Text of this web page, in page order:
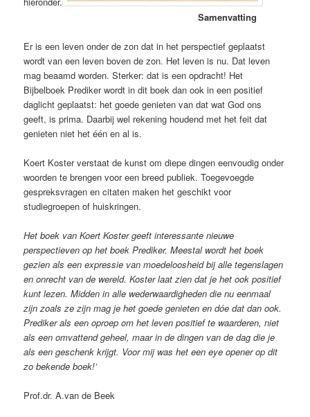
Samenvatting
Er is een leven onder de zon dat in het perspectief geplaatst
wordt van een leven boven de zon. Het leven is nu. Dat leven
mag beaamd worden. Sterker: dat is een opdracht! Het
Bijbelboek Prediker wordt in dit boek dan ook in een positief
daglicht geplaatst: het goede genieten van dat wat God ons
geeft, is prima. Daarbij wel rekening houdend met het feit dat
genieten niet het één en al is.
Koert Koster verstaat de kunst om diepe dingen eenvoudig onder
woorden te brengen voor een breed publiek. Toegevoegde
gespreksvragen en citaten maken het geschikt voor
studiegroepen of huiskringen.
Het boek van Koert Koster geeft interessante nieuwe
perspectieven op het boek Prediker. Meestal wordt het boek
gezien als een expressie van moedeloosheid bij alle tegenslagen
en onrecht van de wereld. Koster laat zien dat je het ook positief
kunt lezen. Midden in alle wederwaardigheden die nu eenmaal
zijn zoals ze zijn mag je het goede genieten en dóe dat dan ook.
Prediker als een oproep om het leven positief te waarderen, niet
als een omvattend geheel, maar in de dingen van de dag die je
als een geschenk krijgt. Voor mij was het een eye opener op dit
zo bekende boek!’
Prof.dr. A.van de Beek